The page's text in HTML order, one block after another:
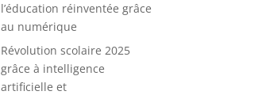
l’éducation réinventée grâce
au numérique
Révolution scolaire 2025
grâce à intelligence
artificielle et